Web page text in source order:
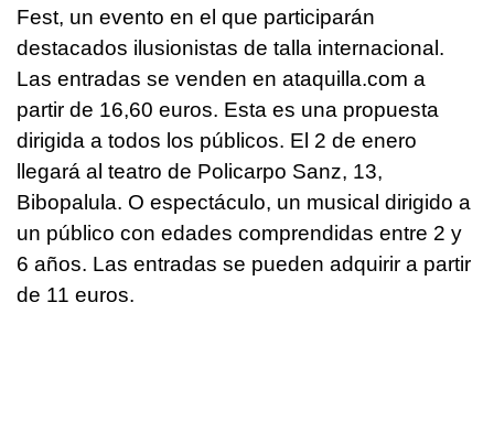
Fest, un evento en el que participarán
destacados ilusionistas de talla internacional.
Las entradas se venden en ataquilla.com a
partir de 16,60 euros. Esta es una propuesta
dirigida a todos los públicos. El 2 de enero
llegará al teatro de Policarpo Sanz, 13,
Bibopalula. O espectáculo, un musical dirigido a
un público con edades comprendidas entre 2 y
6 años. Las entradas se pueden adquirir a partir
de 11 euros.